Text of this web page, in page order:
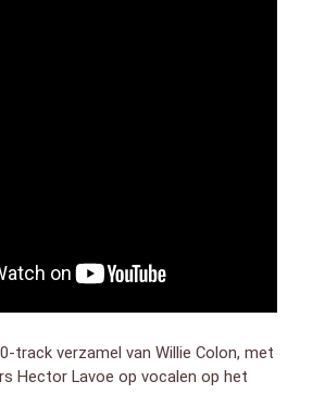
track verzamel van Willie Colon, met
Hector Lavoe op vocalen op het